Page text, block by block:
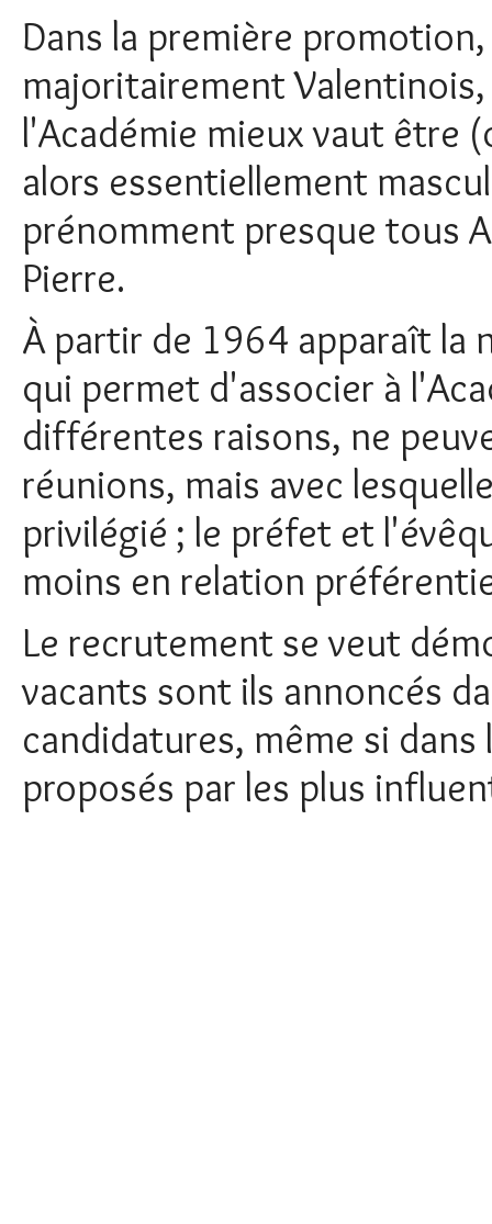
Dans la première
majoritairement
l'Académie mieux vaut être
alors essentiellement
prénomment presque tous
Pierre.
À partir de 1964 apparaît la
qui permet d'associer à
différentes raisons, ne
réunions, mais avec
privilégié ; le préfet et
moins en relation
Le recrutement se veut
vacants sont ils annoncés
candidatures, même si
proposés par les plus